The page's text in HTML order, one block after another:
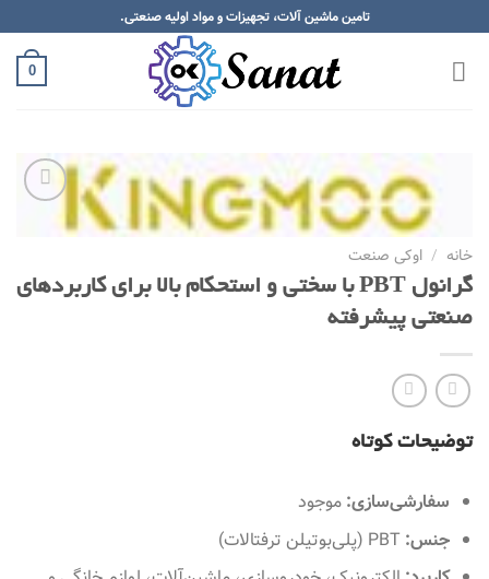
Skip
to
content
تامین ماشین آلات، تجهیزات و مواد اولیه صنعتی.
0
Add to
خانه / اوکی صنعت
گرانول PBT با سختی و استحکام بالا برای کاربردهای
صنعتی پیشرفته
توضیحات کوتاه
سفارشی‌سازی: موجود
جنس: